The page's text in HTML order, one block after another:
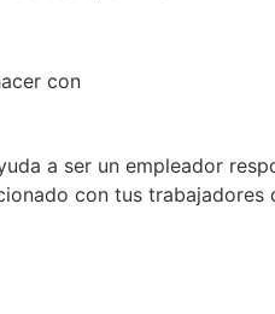
con
a ser un empleador
con tus